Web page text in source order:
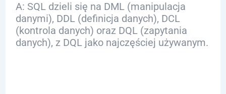
A: SQL dzieli się na DML (manipulacja
danymi), DDL (definicja danych), DCL
(kontrola danych) oraz DQL (zapytania
danych), z DQL jako najczęściej używanym.